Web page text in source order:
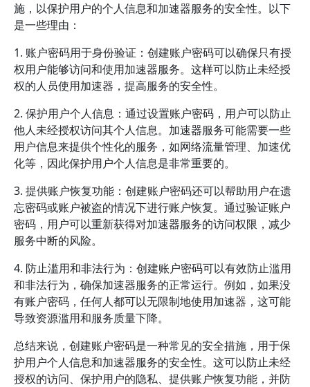
施，以保护用户的个人信息和加速器服务的安全性。以下
是一些理由：
1. 账户密码用于身份验证：创建账户密码可以确保只有授
权用户能够访问和使用加速器服务。这样可以防止未经授
权的人员使用加速器，提高服务的安全性。
2. 保护用户个人信息：通过设置账户密码，用户可以防止
他人未经授权访问其个人信息。加速器服务可能需要一些
用户信息来提供个性化的服务，如网络流量管理、加速优
化等，因此保护用户个人信息是非常重要的。
3. 提供账户恢复功能：创建账户密码还可以帮助用户在遗
忘密码或账户被盗的情况下进行账户恢复。通过验证账户
密码，用户可以重新获得对加速器服务的访问权限，减少
服务中断的风险。
4. 防止滥用和非法行为：创建账户密码可以有效防止滥用
和非法行为，确保加速器服务的正常运行。例如，如果没
有账户密码，任何人都可以无限制地使用加速器，这可能
导致资源滥用和服务质量下降。
总结来说，创建账户密码是一种常见的安全措施，用于保
护用户个人信息和加速器服务的安全性。这可以防止未经
授权的访问、保护用户的隐私、提供账户恢复功能，并防